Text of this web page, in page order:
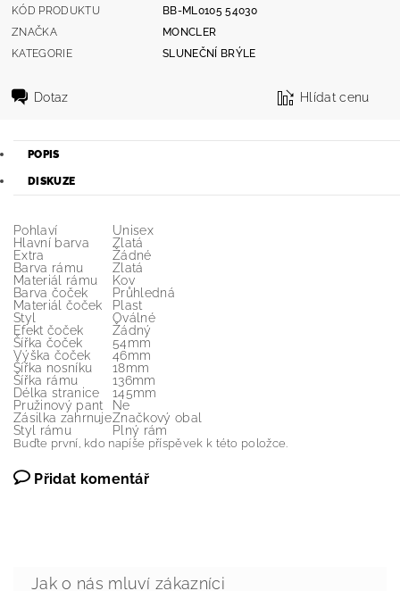
KÓD PRODUKTU
BB-ML0105 54030
ZNAČKA
MONCLER
KATEGORIE
SLUNEČNÍ BRÝLE
Dotaz Hlídat cenu
POPIS
DISKUZE
Pohlaví
Unisex
Hlavní barva
Zlatá
Extra
Žádné
Barva rámu
Zlatá
Materiál rámu
Kov
Barva čoček
Průhledná
Materiál čoček
Plast
Styl
Oválné
Efekt čoček
Žádný
Šířka čoček
54mm
Výška čoček
46mm
Šířka nosníku
18mm
Šířka rámu
136mm
Délka stranice
145mm
Pružinový pant
Ne
Zásilka zahrnujeZnačkový obal
Styl rámu
Plný rám
Buďte první, kdo napíše příspěvek k této položce.
Přidat komentář